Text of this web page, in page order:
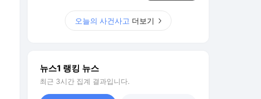
오늘의 사건사고 더보기
뉴스1 랭킹 뉴스
최근 3시간 집계 결과입니다.